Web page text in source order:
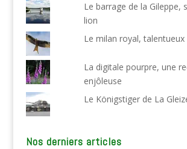
Le barrage de la Gileppe,
lion
Le milan royal,
La digitale pourpre, une
enjôleuse
Le Königstiger de La
Nos derniers articles